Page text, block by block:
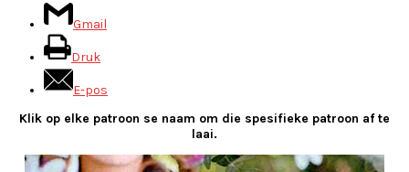
Gmail
Druk
E-pos
Klik op elke patroon se naam om die spesifieke patroon af te
laai.